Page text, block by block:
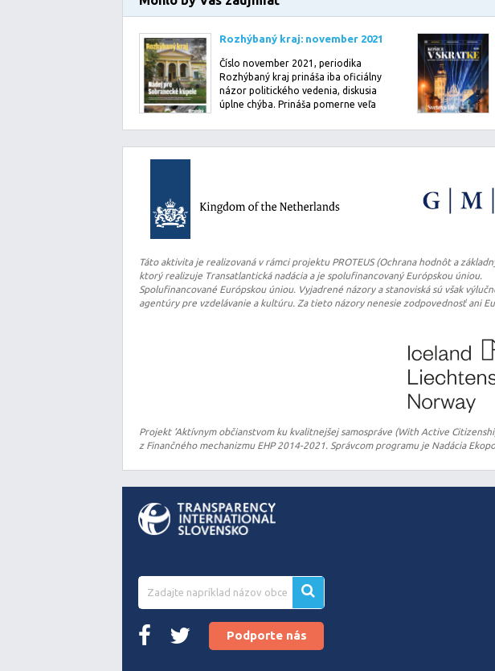
Rozhýbaný kraj: november 2021
Číslo november 2021, periodika
Rozhýbaný kraj prináša iba oficiálny
názor politického vedenia, diskusia
úplne chýba. Prináša pomerne veľa
Táto aktivita je realizovaná v rámci projektu PROTEUS (Ochrana hodnôt a
ktorý realizuje Transatlantická nadácia a je spolufinancovaný Európskou úniou.
Spolufinancované Európskou úniou. Vyjadrené názory a stanoviská sú však
agentúry pre vzdelávanie a kultúru. Za tieto názory nenesie zodpovednosť ani
Projekt ‘Aktívnym občianstvom ku kvalitnejšej samospráve (With Active
z Finančného mechanizmu EHP 2014-2021. Správcom programu je Nadácia
Podporte nás